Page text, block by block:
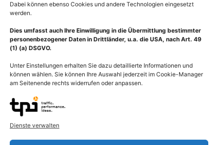
Dabei können ebenso Cookies und andere Technologien eingesetzt
werden.
Dies umfasst auch Ihre Einwilligung in die Übermittlung bestimmter
personenbezogener Daten in Drittländer, u.a. die USA, nach Art. 49
(1) (a) DSGVO.
Unter Einstellungen erhalten Sie dazu detaillierte Informationen und
können wählen. Sie können Ihre Auswahl jederzeit im Cookie-Manager
am Seitenende rechts widerrufen oder anpassen.
Dienste verwalten
Anatomie Gehirn,
halbseitig mit Hirnhaut
(Meninx encephali)